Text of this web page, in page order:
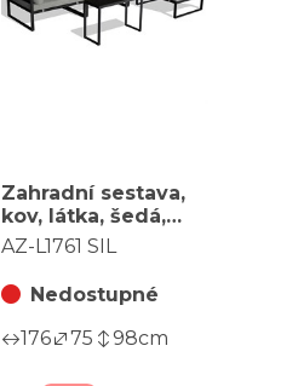
Zahradní sestava,
kov, látka, šedá,
AZ-L1761 SIL
AZ-L1761 SIL
Nedostupné
176
75 98cm